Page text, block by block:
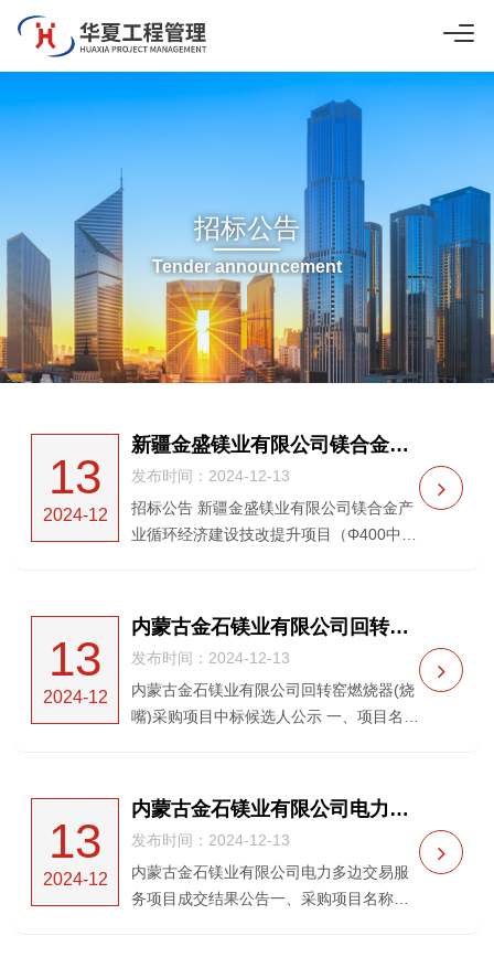
招标公告
Tender announcement
13
2024-12
新疆金盛镁业有限公司镁合金产业循环经济建设技改提升项目（Φ400中心管和Φ850还原罐离心机及相关配套设备采购）（重新招标）招标公告
发布时间：2024-12-13
招标公告 新疆金盛镁业有限公司镁合金产
业循环经济建设技改提升项目（Φ400中心
HXDL-20240541（1））新疆金盛镁业有
限公司...
13
2024-12
内蒙古金石镁业有限公司回转窑燃烧器(烧嘴)采购项目 中标候选人公示
发布时间：2024-12-13
内蒙古金石镁业有限公司回转窑燃烧器(烧
嘴)采购项目中标候选人公示 一、项目名
20240568三、招标方式：公开招标四、中
标候选人...
13
2024-12
内蒙古金石镁业有限公司电力多边交易服务项目 成交结果公告
发布时间：2024-12-13
内蒙古金石镁业有限公司电力多边交易服
务项目成交结果公告一、采购项目名称：